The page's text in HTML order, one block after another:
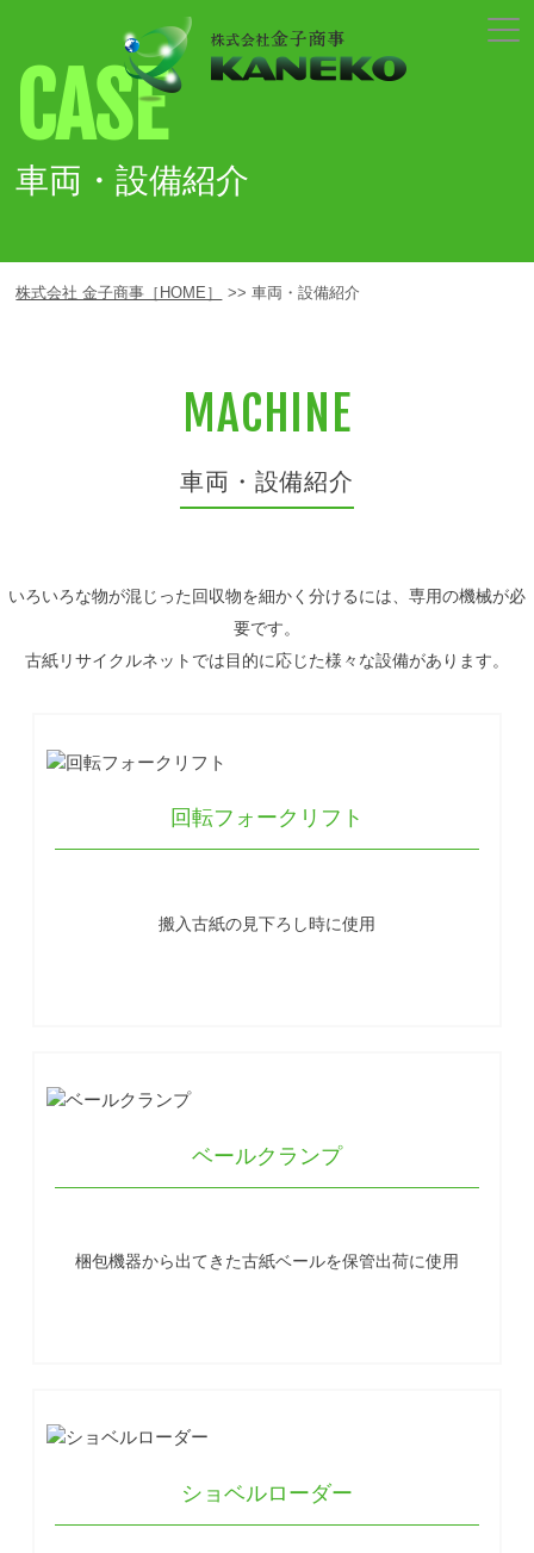
CASE
車両・設備紹介
株式会社 金子商事［HOME］ 車両・設備紹介
MACHINE
車両・設備紹介
いろいろな物が混じった回収物を細かく分けるには、専用の機械が必
要です。
古紙リサイクルネットでは目的に応じた様々な設備があります。
回転フォークリフト
搬入古紙の見下ろし時に使用
ベールクランプ
梱包機器から出てきた古紙ベールを保管出荷に使用
ショベルローダー